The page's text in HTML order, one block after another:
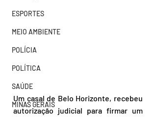
ESPORTES
MEIO AMBIENTE
POLÍCIA
POLÍTICA
SAÚDE
MINAS GERAIS
Um casal de Belo Horizonte, recebeu
autorização judicial para firmar um